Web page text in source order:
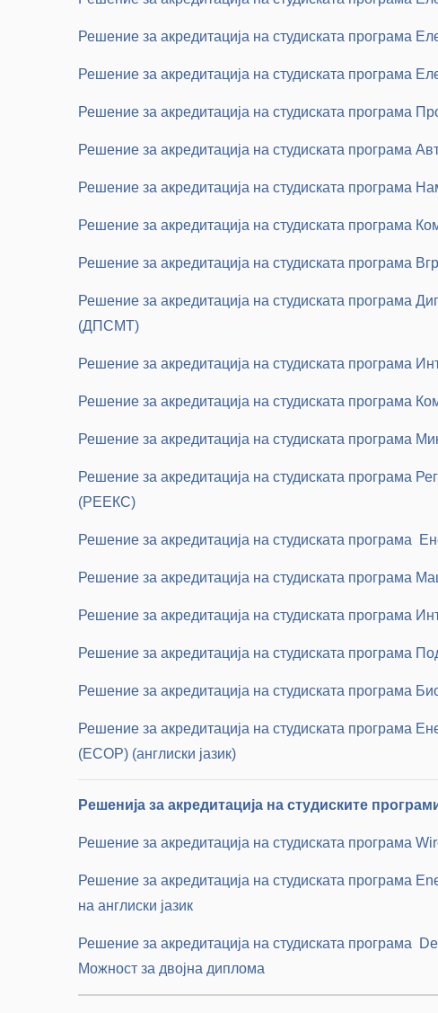
Решение за акредитација на студиската програма
Решение за акредитација на студиската програма
Решение за акредитација на студиската програма
Решение за акредитација на студиската програма
Решение за акредитација на студиската програма
Решение за акредитација на студиската програма
Решение за акредитација на студиската програма
Решение за акредитација на студиската програма
(ДПСМТ)
Решение за акредитација на студиската програма
Решение за акредитација на студиската програма
Решение за акредитација на студиската програма
Решение за акредитација на студиската програма
(РЕЕКС)
Решение за акредитација на студиската програма
Решение за акредитација на студиската програма
Решение за акредитација на студиската програма
Решение за акредитација на студиската програма
Решение за акредитација на студиската програма
Решение за акредитација на студиската програма
(ЕСОР) (англиски јазик)
Решенија за акредитација на студиските
Решение за акредитација на студиската програма
Решение за акредитација на студиската програма
на англиски јазик
Решение за акредитација на студиската програма
Можност за двојна диплома